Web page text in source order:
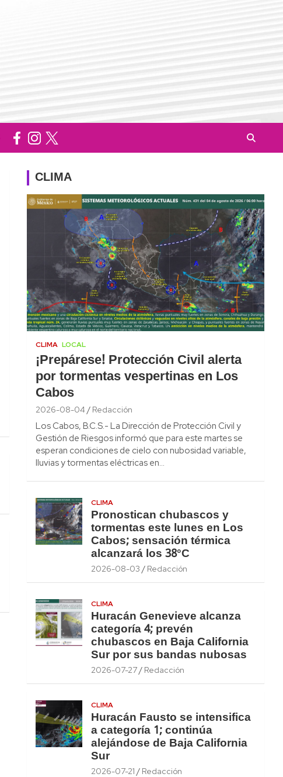
CLIMA
CLIMA LOCAL
¡Prepárese! Protección Civil alerta
por tormentas vespertinas en Los
Cabos
2026-08-04 Redacción
Los Cabos, B.C.S.- La Dirección de Protección Civil y
Gestión de Riesgos informó que para este martes se
esperan condiciones de cielo con nubosidad variable,
lluvias y tormentas eléctricas en…
CLIMA
Pronostican chubascos y
tormentas este lunes en Los
Cabos; sensación térmica
alcanzará los 38°C
2026-08-03 Redacción
CLIMA
Huracán Genevieve alcanza
categoría 4; prevén
chubascos en Baja California
Sur por sus bandas nubosas
2026-07-27 Redacción
CLIMA
Huracán Fausto se intensifica
a categoría 1; continúa
alejándose de Baja California
Sur
2026-07-21 Redacción